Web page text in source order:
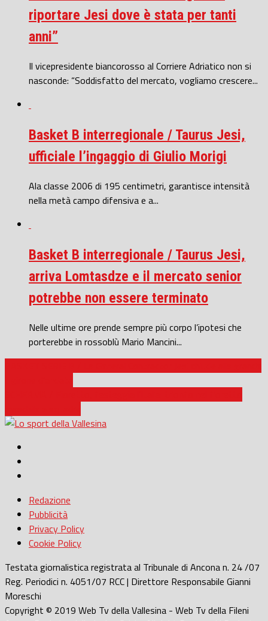
riportare Jesi dove è stata per tanti
anni”
Il vicepresidente biancorosso al Corriere Adriatico non si
nasconde: “Soddisfatto del mercato, vogliamo crescere...
Basket B interregionale / Taurus Jesi,
ufficiale l’ingaggio di Giulio Morigi
Ala classe 2006 di 195 centimetri, garantisce intensità
nella metà campo difensiva e a...
Basket B interregionale / Taurus Jesi,
arriva Lomtasdze e il mercato senior
potrebbe non essere terminato
Nelle ultime ore prende sempre più corpo l’ipotesi che
porterebbe in rossoblù Mario Mancini...
Redazione
Pubblicità
Privacy Policy
Cookie Policy
Testata giornalistica registrata al Tribunale di Ancona n. 24 /07
Reg. Periodici n. 4051/07 RCC | Direttore Responsabile Gianni
Moreschi
Copyright © 2019 Web Tv della Vallesina - Web Tv della Fileni